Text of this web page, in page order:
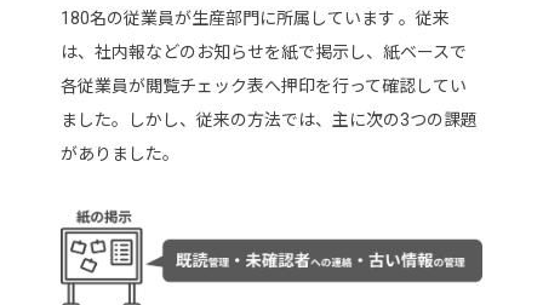
180名の従業員が生産部門に所属しています 。従来
は、社内報などのお知らせを紙で掲示し、紙ベースで
各従業員が閲覧チェック表へ押印を行って確認してい
ました。しかし、従来の方法では、主に次の3つの課題
がありました。